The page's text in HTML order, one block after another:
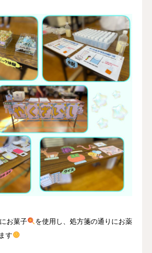
お菓子
を使用し、処方箋の通りにお薬
す